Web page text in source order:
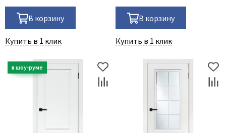
В корзину
Купить в 1 клик
В корзину
Купить в 1 клик